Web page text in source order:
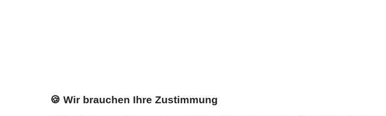
🍪 Wir brauchen Ihre Zustimmung